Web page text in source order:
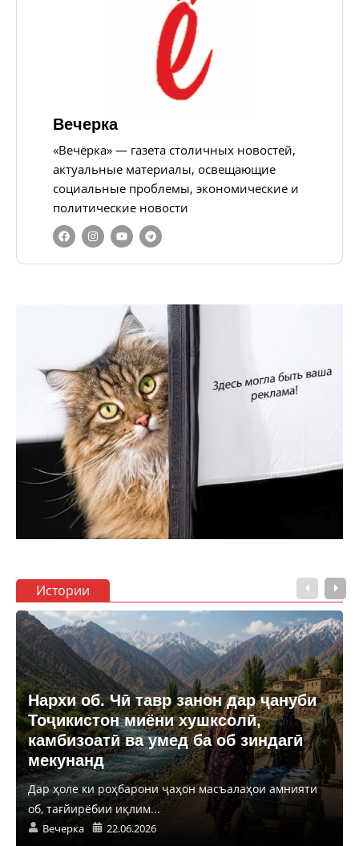
Вечерка
«Вечёрка» — газета столичных новостей,
актуальные материалы, освещающие
социальные проблемы, экономические и
политические новости
Истории
Нархи об. Чӣ тавр занон дар ҷануби
Тоҷикистон миёни хушксолӣ,
камбизоатӣ ва умед ба об зиндагӣ
мекунанд
Дар ҳоле ки роҳбарони ҷаҳон масъалаҳои амнияти
об, тағйирёбии иқлим...
Вечерка 22.06.2026